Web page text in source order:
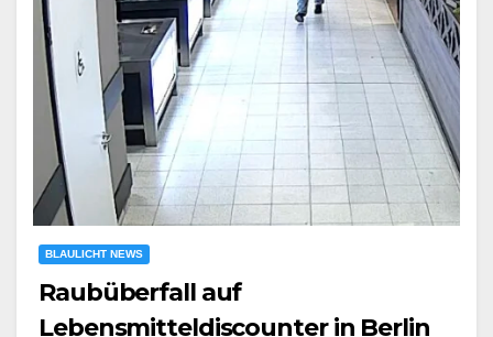
BLAULICHT NEWS
Raubüberfall auf
Lebensmitteldiscounter in Berlin